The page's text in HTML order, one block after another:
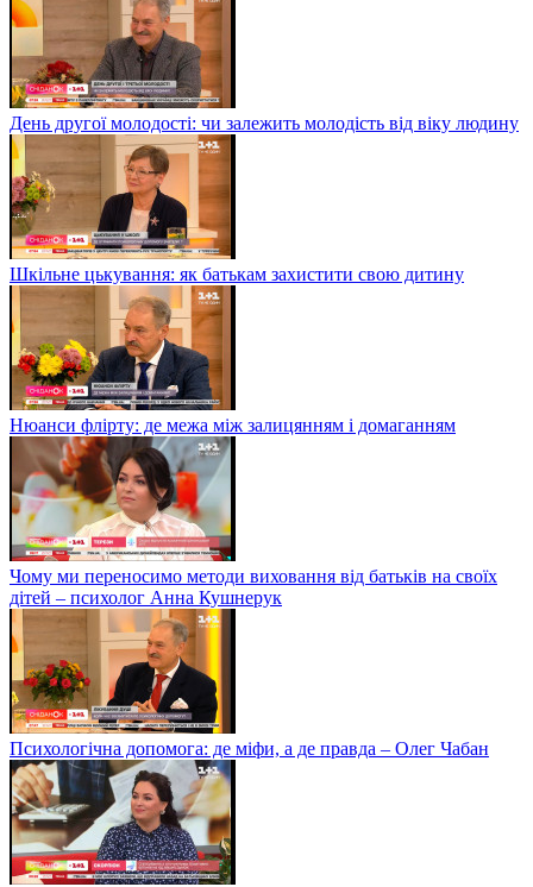
День другої молодості: чи залежить молодість від віку людину
Шкільне цькування: як батькам захистити свою дитину
Нюанси флірту: де межа між залицянням і домаганням
Чому ми переносимо методи виховання від батьків на своїх
дітей – психолог Анна Кушнерук
Психологічна допомога: де міфи, а де правда – Олег Чабан